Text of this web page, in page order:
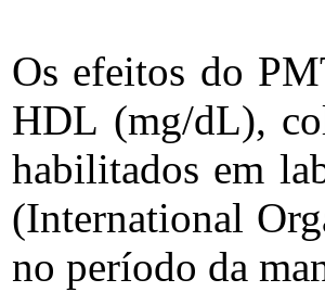
Os efeitos do
HDL (mg/dL),
habilitados em
(International
no período da